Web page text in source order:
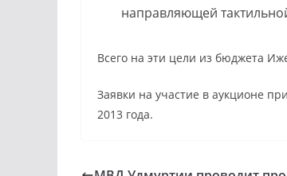
направляющей
Всего на эти цели из бюджета
Заявки на участие в аукционе
2013 года.